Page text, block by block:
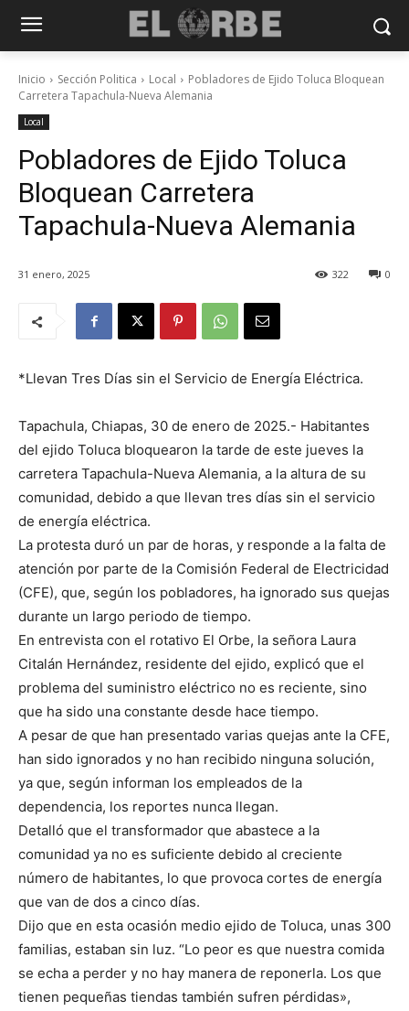
Inicio Sección Politica Local
Pobladores de Ejido Toluca Bloquean
Carretera Tapachula-Nueva Alemania
Local
Pobladores de Ejido Toluca
Bloquean Carretera
Tapachula-Nueva Alemania
31 enero, 2025 0
322
*Llevan Tres Días sin el Servicio de Energía Eléctrica.
Tapachula, Chiapas, 30 de enero de 2025.- Habitantes
del ejido Toluca bloquearon la tarde de este jueves la
carretera Tapachula-Nueva Alemania, a la altura de su
comunidad, debido a que llevan tres días sin el servicio
de energía eléctrica.
La protesta duró un par de horas, y responde a la falta de
atención por parte de la Comisión Federal de Electricidad
(CFE), que, según los pobladores, ha ignorado sus quejas
durante un largo periodo de tiempo.
En entrevista con el rotativo El Orbe, la señora Laura
Citalán Hernández, residente del ejido, explicó que el
problema del suministro eléctrico no es reciente, sino
que ha sido una constante desde hace tiempo.
A pesar de que han presentado varias quejas ante la CFE,
han sido ignorados y no han recibido ninguna solución,
ya que, según informan los empleados de la
dependencia, los reportes nunca llegan.
Detalló que el transformador que abastece a la
comunidad ya no es suficiente debido al creciente
número de habitantes, lo que provoca cortes de energía
que van de dos a cinco días.
Dijo que en esta ocasión medio ejido de Toluca, unas 300
familias, estaban sin luz. “Lo peor es que nuestra comida
se echa a perder y no hay manera de reponerla. Los que
tienen pequeñas tiendas también sufren pérdidas»,